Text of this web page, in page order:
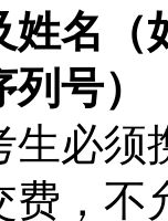
姓名（
号）
必须
费，不